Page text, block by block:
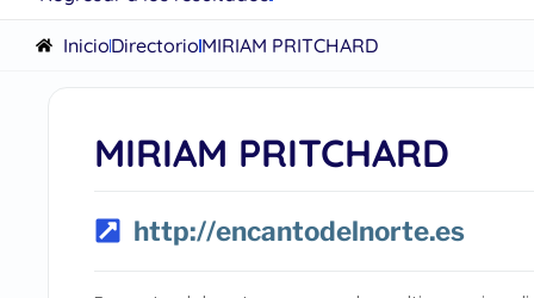
InicioDirectorioMIRIAM PRITCHARD
MIRIAM PRITCHARD
http://encantodelnorte.es